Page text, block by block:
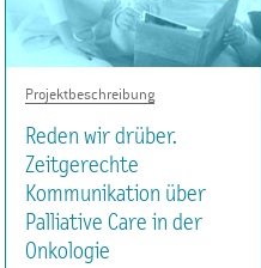
Projektbeschreibung
Reden wir drüber.
Zeitgerechte
Kommunikation über
Palliative Care in der
Onkologie